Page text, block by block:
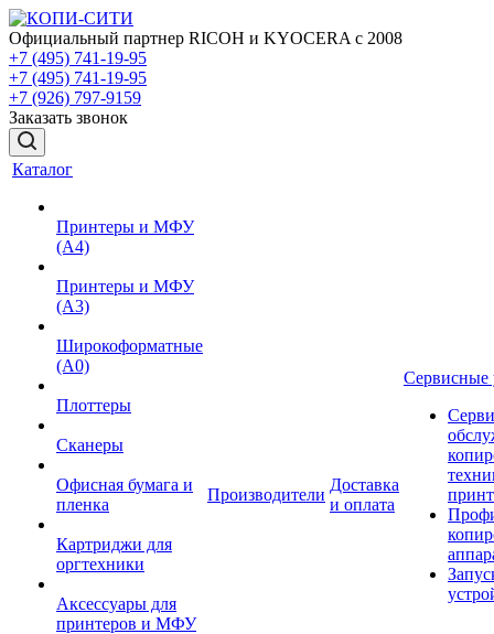
Официальный партнер RICOH и KYOCERA с 2008
+7 (495) 741-19-95
+7 (495) 741-19-95
+7 (926) 797-9159
Заказать звонок
Каталог
Принтеры и МФУ
(А4)
Принтеры и МФУ
(А3)
Широкоформатные
(А0)
Плоттеры
Сканеры
Офисная бумага и
пленка
Картриджи для
оргтехники
Аксессуары для
принтеров и МФУ
Производители
Доставка
и оплата
Сервисные